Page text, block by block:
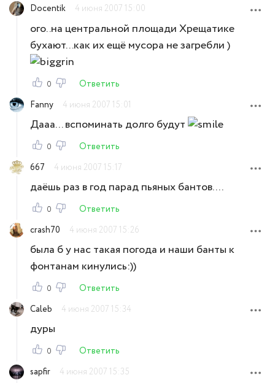
Docentik 4 июня 2007 15:00
ого..на центральной площади Хрещатике
бухают...как их ещё мусора не загребли )
0
Ответить
Fanny
4 июня 2007 15:01
Дааа... вспоминать долго будут
0
Ответить
667
4 июня 2007 15:17
даёшь раз в год парад пьяных бантов....
0
Ответить
crash70
4 июня 2007 15:26
была б у нас такая погода и наши банты к
фонтанам кинулись:))
0
Ответить
Caleb
4 июня 2007 15:34
дуры
0
Ответить
sapfir
4 июня 2007 15:35